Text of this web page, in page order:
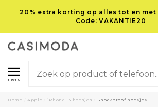
20% extra korting op alles tot en met
Code: VAKANTIE20
menu
Home Apple iPhone 13 hoesjes Shockproof hoesjes